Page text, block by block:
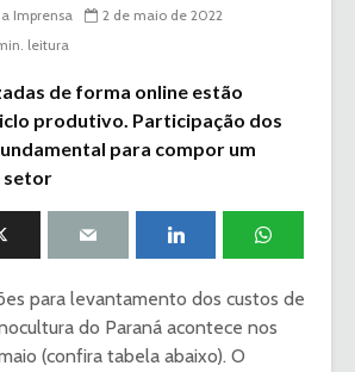
Imprensa
2 de maio de 2022
leitura
de forma online estão
produtivo. Participação dos
para compor um
setor
para levantamento dos custos de
do Paraná acontece nos
(confira tabela abaixo). O